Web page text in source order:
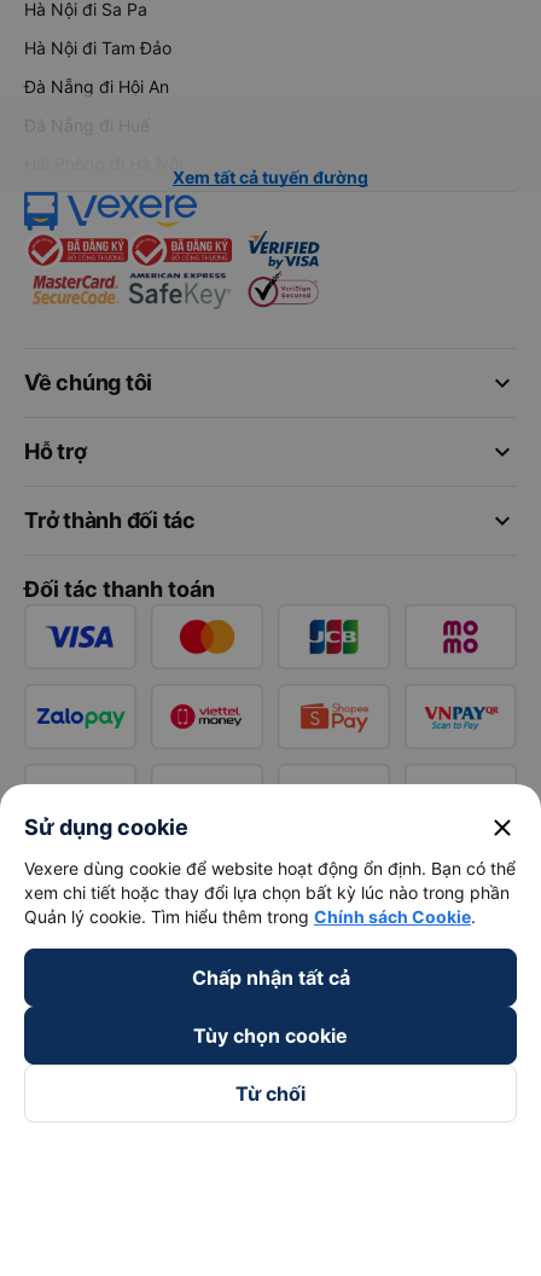
Hà Nội đi Sa Pa
Hà Nội đi Tam Đảo
Đà Nẵng đi Hội An
Đà Nẵng đi Huế
Xem tất cả tuyến đường
keyboard_arrow_down
Về chúng tôi
keyboard_arrow_down
Hỗ trợ
keyboard_arrow_down
Trở thành đối tác
Đối tác thanh toán
Sử dụng cookie close
Vexere dùng cookie để website hoạt động ổn định. Bạn có thể
xem chi tiết hoặc thay đổi lựa chọn bất kỳ lúc nào trong phần
Quản lý cookie. Tìm hiểu thêm trong Chính sách Cookie.
Chấp nhận tất cả
Tùy chọn cookie
Từ chối